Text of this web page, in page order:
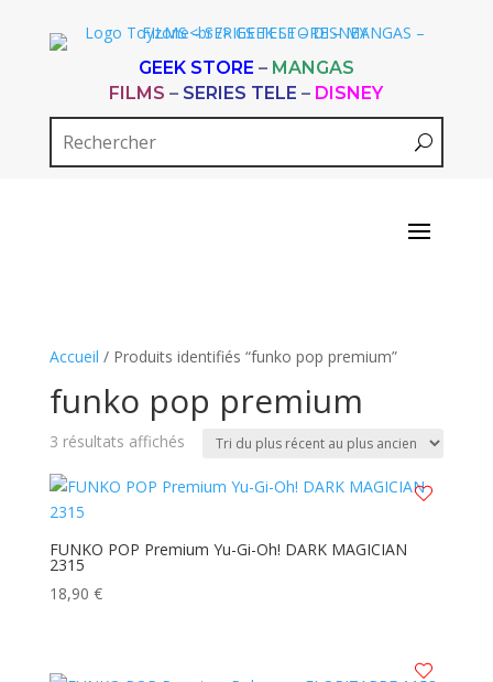
GEEK STORE – MANGAS
FILMS – SERIES TELE – DISNEY
Accueil / Produits identifiés “funko pop premium”
funko pop premium
3 résultats affichésTrié
plus
au
FUNKO POP Premium Yu-Gi-Oh! DARK MAGICIAN
2315
18,90 €